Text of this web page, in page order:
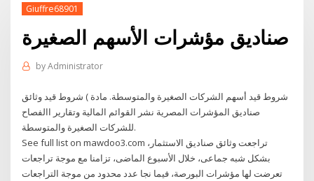
Giuffre68901
صناديق مؤشرات الأسهم الصغيرة
byAdministrator
شروط قيد أسهم الشركات الصغيرة والمتوسطة. مادة ) شروط قيد وثائق
صناديق المؤشرات المصرية نشر القوائم المالية وتقارير االفصاح
للشركات الصغيرة والمتوسطة.
See full list on mawdoo3.com تراجعت وثائق صناديق الاستثمار،
بشكل شبه جماعى، خلال الأسبوع الماضى، تزامنا مع موجة تراجعات
تعرضت لها مؤشرات البورصة، فيما نجا عدد محدود من موجة التراجعات